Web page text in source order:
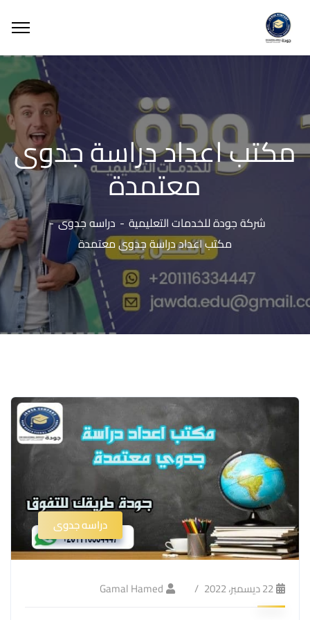
مكتب اعداد دراسة جدوى
معتمدة
شركة جودة للخدمات التعليمية
دراسه جدوى
مكتب اعداد دراسة جدوى معتمدة
دراسه جدوى
22 ديسمبر، 2022 Gamal Hamed